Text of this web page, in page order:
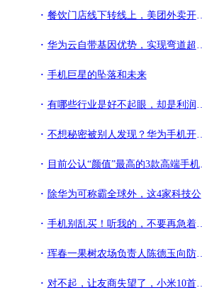
餐饮门店线下转线上，美团外卖开通审核绿色通道：当天可营业
华为云自带基因优势，实现弯道超车，未来将是阿里云最大竞争对手
手机巨星的坠落和未来
有哪些行业是好不起眼，却是利润特别的高？
不想秘密被别人发现？华为手机开启这3大功能，一键轻松隐藏
目前公认“颜值”最高的3款高端手机，华为小米无一上榜
除华为可称霸全球外，这4家科技公司也很强劲，你知道它们吗？
手机别乱买！听我的，不要再急着买5G了
珲春一果树农场负责人陈德玉向防疫一线人员捐赠1000箱苹果
对不起，让友商失望了，小米10首卖日销额破3亿